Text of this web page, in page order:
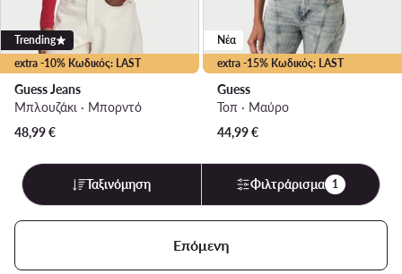
extra -10% Κωδικός: LAST
Trending
Guess Jeans
Μπλουζάκι · Μπορντό
48,99€
extra -15% Κωδικός: LAST
Νέα
Guess
Τοπ · Μαύρο
44,99€
Ταξινόμηση Φιλτράρισμα 1
Επόμενη